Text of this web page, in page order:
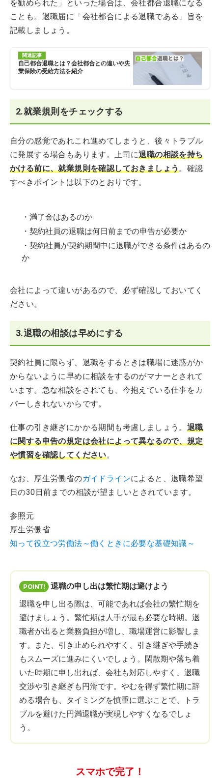
を勧められた」といった場合は、会社都合退職になる
ことも。退職届に「会社都合による退職である」旨を
記載しましょう。
関連記事
自己都合退職とは？会社都合との違いや失
業保険の受給方法を紹介
2.就業規則をチェックする
自分の感覚であれこれ進めてしまうと、後々トラブル
に発展する場合もあります。上司に退職の相談を持ち
かける前に、就業規則を確認しておきましょう。確認
すべきポイントは以下のとおりです。
・満了金はあるのか
・契約社員の退職は何日前までの申告が必要か
・契約社員が契約期間中に退職ができる条件はあるの
か
会社によって違いがあるので、必ず確認しておいてく
ださい。
3.退職の相談は早めにする
契約社員に限らず、退職をするときは職場に迷惑がか
からないように早めに相談をするのがマナーとされて
います。急な相談をされても、今抱えている仕事をカ
バーしきれないからです。
仕事の引き継ぎにかかる期間も考慮しましょう。 退職
に関する申告の規定は会社によって異なるので、規定
や慣習を確認してください。
なお、厚生労働省のガイドラインによると、退職希望
日の30日前までの相談が望ましいとされています。
参照元
厚生労働省
知って役立つ労働法～働くときに必要な基礎知識～
退職の申し出は繁忙期は避けよう
退職を申し出る際は、可能であれば会社の繁忙期を
避けましょう。繁忙期は人手が最も必要な時期。退
職者が出ると業務負担が増し、職場運営に影響しま
す。また、引き止められやすく、引き継ぎや手続き
もスムーズに進みにくいでしょう。閑散期や落ち着
いた時期に申し出れば、会社も対応しやすく、退職
交渉や引き継ぎも円滑です。やむを得ず繁忙期に辞
める場合も、タイミングを慎重に選ぶことで、トラ
ブルを避けた円満退職が実現しやすくなるでしょ
う。
スマホで完了！